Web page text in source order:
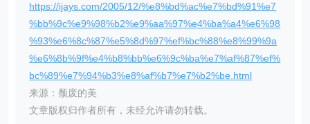
https://ijays.com/2005/12/%e8%bd%ac%e7%bd%91%e7
%bb%9c%e9%98%b2%e9%aa%97%e4%ba%a4%e6%98
%93%e6%8c%87%e5%8d%97%ef%bc%88%e8%99%9a
%e6%8b%9f%e4%b8%bb%e6%9c%ba%e7%af%87%ef%
bc%89%e7%94%b3%e8%af%b7%e7%b2%be.html
来源：颓废的美
文章版权归作者所有，未经允许请勿转载。